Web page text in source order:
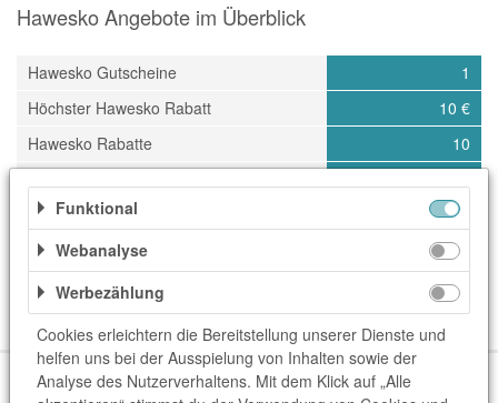
Hawesko Angebote im Überblick
Hawesko Gutscheine
1
Höchster Hawesko Rabatt
10 €
Hawesko Rabatte
10
Kategorien
Elektronik & Technik
Geschenke & Blumen
Getränke TV & Video
Über uns Unser Team FAQ blog.rewardo.de
Kontakt
Funktional
Webanalyse
Werbezählung
Cookies erleichtern die Bereitstellung unserer Dienste und
helfen uns bei der Ausspielung von Inhalten sowie der
Analyse des Nutzerverhaltens. Mit dem Klick auf „Alle